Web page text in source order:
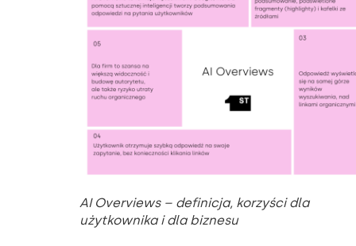
AI Overviews – definicja, korzyści dla
użytkownika i dla biznesu